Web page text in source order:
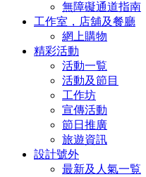
無障礙通道指南
工作室，店舖及餐廳
網上購物
精彩活動
活動一覧
活動及節目
工作坊
宣傳活動
節日推廣
旅遊資訊
設計號外
最新及人氣一覧